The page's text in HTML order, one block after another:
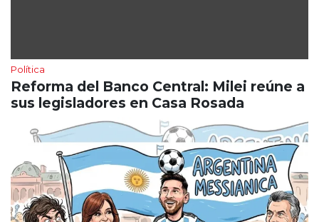
Política
Reforma del Banco Central: Milei reúne a
sus legisladores en Casa Rosada